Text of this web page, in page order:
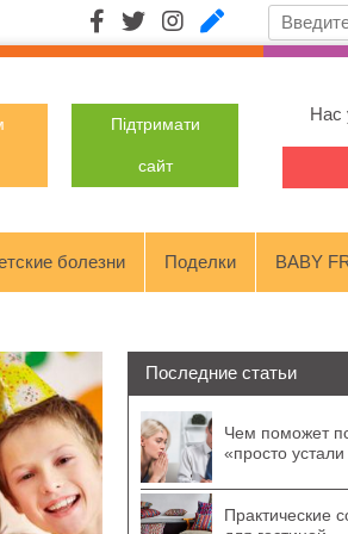
Підтримати
сайт
Нас
болезни Поделки BABY
Последние статьи
Чем поможет
«просто устали
Практические